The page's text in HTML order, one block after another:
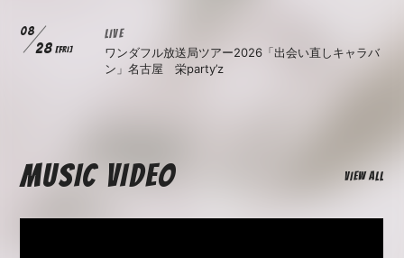
08
28 [FRI]
LIVE
ワンダフル放送局ツアー2026「出会い直しキャラバ
ン」名古屋 栄party’z
MUSIC VIDEO VIEW ALL